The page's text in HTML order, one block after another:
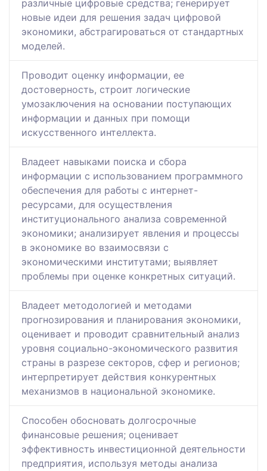
различные цифровые средства; генерирует
новые идеи для решения задач цифровой
экономики, абстрагироваться от стандартных
моделей.
Проводит оценку информации, ее
достоверность, строит логические
умозаключения на основании поступающих
информации и данных при помощи
искусственного интеллекта.
Владеет навыками поиска и сбора
информации с использованием программного
обеспечения для работы с интернет-
ресурсами, для осуществления
институционального анализа современной
экономики; анализирует явления и процессы
в экономике во взаимосвязи с
экономическими институтами; выявляет
проблемы при оценке конкретных ситуаций.
Владеет методологией и методами
прогнозирования и планирования экономики,
оценивает и проводит сравнительный анализ
уровня социально-экономического развития
страны в разрезе секторов, сфер и регионов;
интерпретирует действия конкурентных
механизмов в национальной экономике.
Способен обосновать долгосрочные
финансовые решения; оценивает
эффективность инвестиционной деятельности
предприятия, используя методы анализа